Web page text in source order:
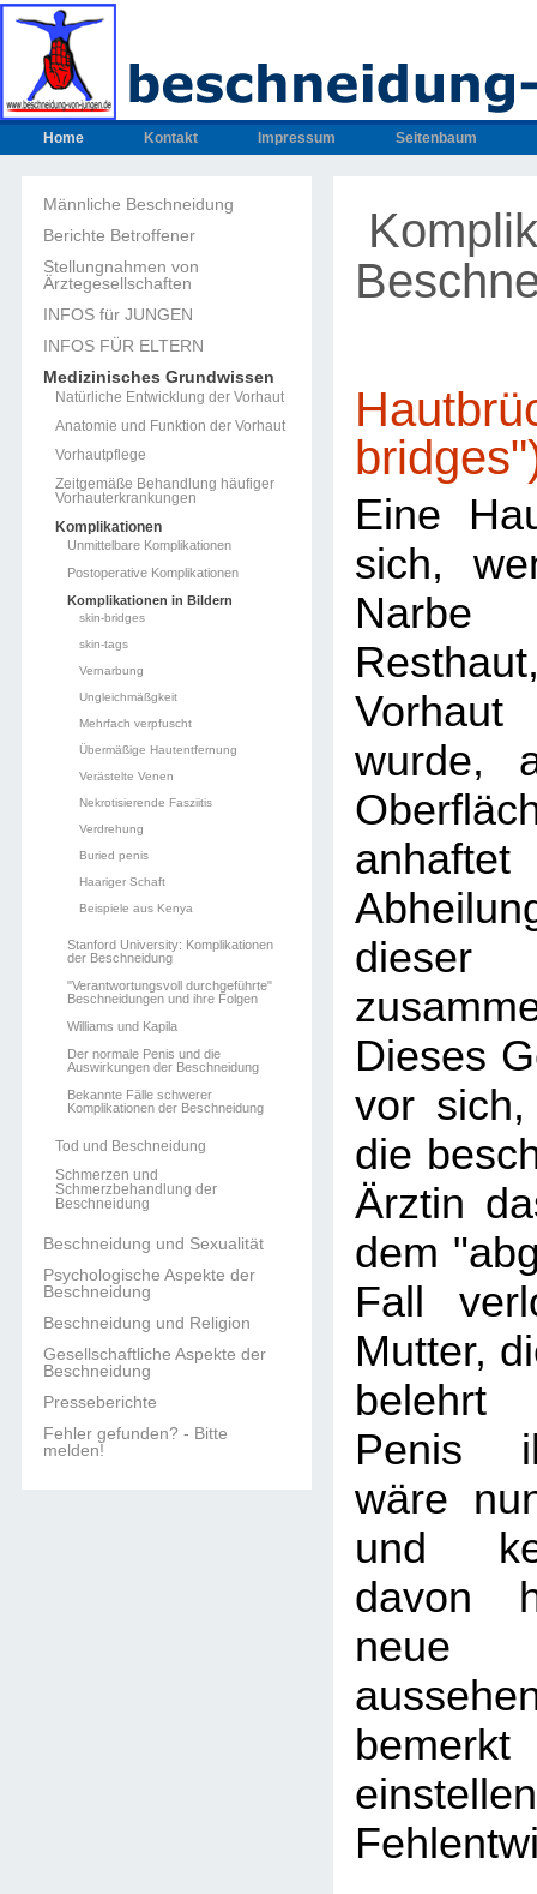
Home Kontakt Impressum Seitenbaum
Männliche Beschneidung
Berichte Betroffener
Stellungnahmen von
Ärztegesellschaften
INFOS für JUNGEN
INFOS FÜR ELTERN
Medizinisches Grundwissen
Natürliche Entwicklung der Vorhaut
Anatomie und Funktion der Vorhaut
Vorhautpflege
Zeitgemäße Behandlung häufiger
Vorhauterkrankungen
Komplikationen
Unmittelbare Komplikationen
Postoperative Komplikationen
Komplikationen in Bildern
skin-bridges
skin-tags
Vernarbung
Ungleichmäßgkeit
Mehrfach verpfuscht
Übermäßige Hautentfernung
Verästelte Venen
Nekrotisierende Fasziitis
Verdrehung
Buried penis
Haariger Schaft
Beispiele aus Kenya
Stanford University: Komplikationen
der Beschneidung
"Verantwortungsvoll durchgeführte"
Beschneidungen und ihre Folgen
Williams und Kapila
Der normale Penis und die
Auswirkungen der Beschneidung
Bekannte Fälle schwerer
Komplikationen der Beschneidung
Tod und Beschneidung
Schmerzen und
Schmerzbehandlung der
Beschneidung
Beschneidung und Sexualität
Psychologische Aspekte der
Beschneidung
Beschneidung und Religion
Gesellschaftliche Aspekte der
Beschneidung
Presseberichte
Fehler gefunden? - Bitte
melden!
Eine
sich,
Vorhaut
wurde,
dieser
Dieses
vor
die
Ärztin
dem
Fall
Mutter,
Penis
wäre
und
davon
neue